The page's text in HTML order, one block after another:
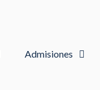
Admisiones